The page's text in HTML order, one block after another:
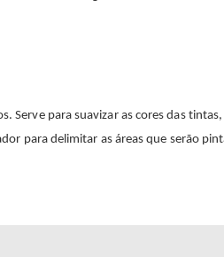
Serve para suavizar as cores das
para delimitar as áreas que serão